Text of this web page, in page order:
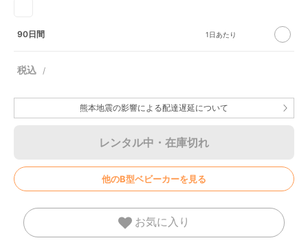
90日間
熊本地震の影響による配達遅延について
レンタル中・在庫切れ
他のB型ベビーカーを見る
お気に入り